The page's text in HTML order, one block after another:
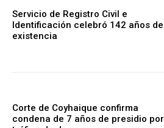
Servicio de Registro Civil e
Identificación celebró 142 años de
existencia
Corte de Coyhaique confirma
condena de 7 años de presidio por